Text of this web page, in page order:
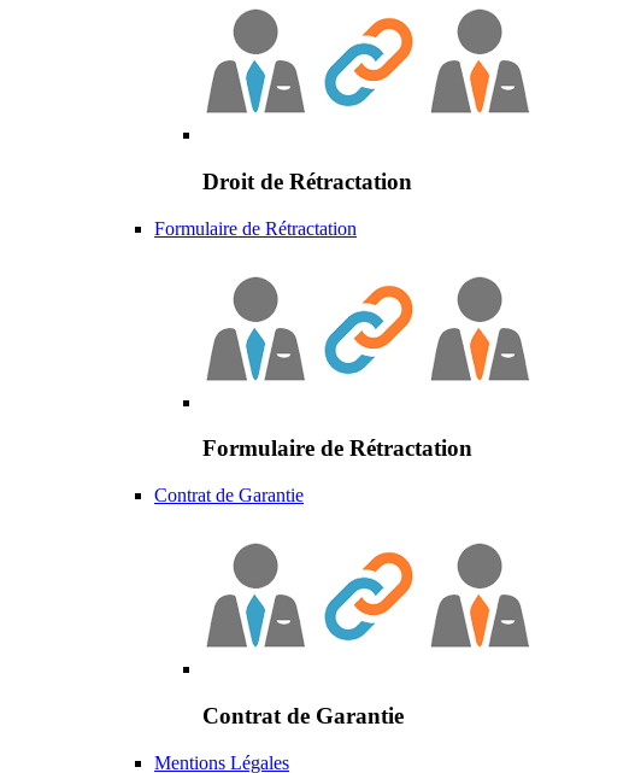
Droit de Rétractation
Formulaire de Rétractation
Formulaire de Rétractation
Contrat de Garantie
Contrat de Garantie
Mentions Légales